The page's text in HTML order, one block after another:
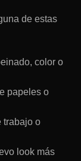
de estas
color o
papeles o
trabajo o
look más